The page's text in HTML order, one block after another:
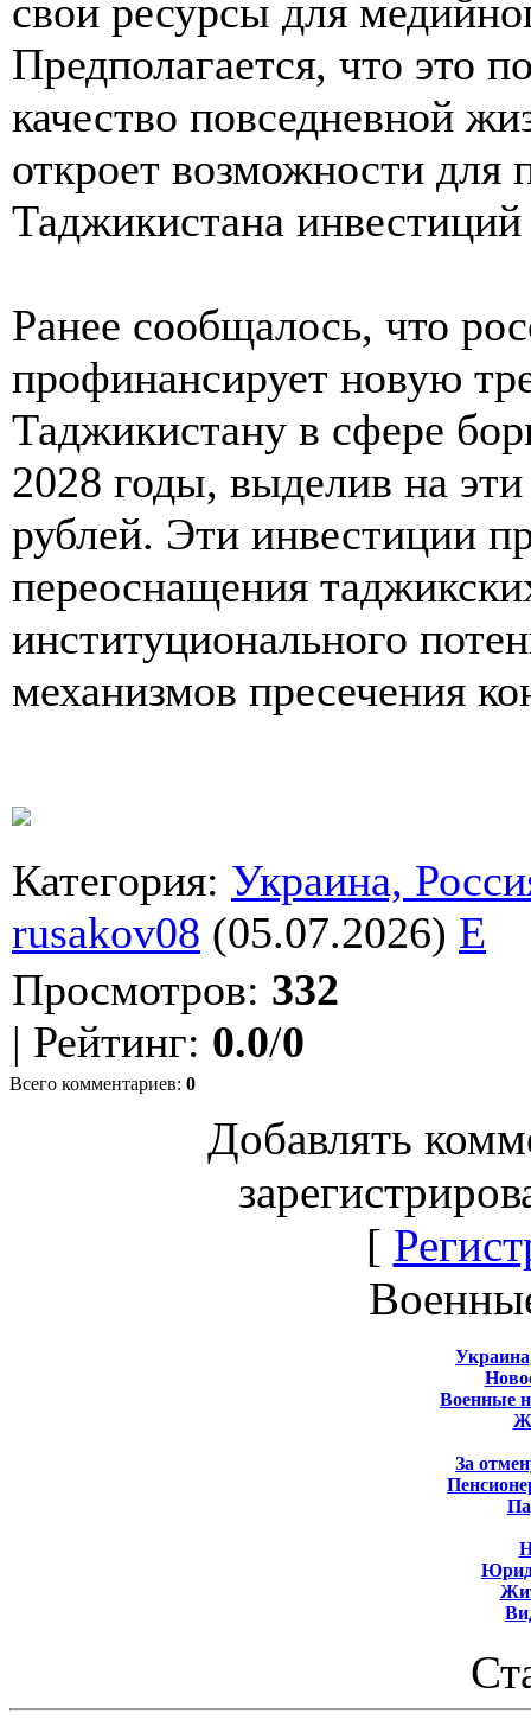
свои ресурсы для
Предполагается, что это
качество повседневной
откроет возможности для
Таджикистана
Ранее сообщалось, что
профинансирует новую
Таджикистану в сфере
2028 годы, выделив на
рублей. Эти инвестиции
переоснащения
институционального
механизмов пресечения
Категория: Украина,
rusakov08 (05.07.2026) E
Просмотров: 332
| Рейтинг: 0.0/0
Всего комментариев: 0
Добавлять
[
Военные
За